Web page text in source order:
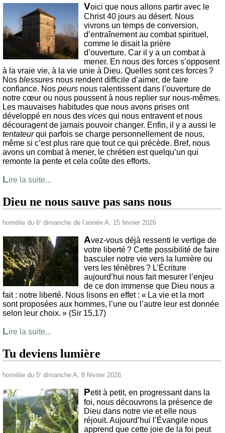
Voici que nous allons partir avec le
Christ 40 jours au désert. Nous
vivrons un temps de conversion,
d’entraînement au combat spirituel,
comme le disait la prière
d’ouverture. Car il y a un combat à
mener. En nous des forces s’opposent
à la vraie vie, à la vie unie à Dieu. Quelles sont ces forces ?
Nos blessures nous rendent difficile d’aimer, de faire
confiance. Nos peurs nous ralentissent dans l’ouverture de
notre cœur ou nous poussent à nous replier sur nous-mêmes.
Les mauvaises habitudes que nous avons prises ont
développé en nous des vices qui nous entravent et nous
découragent de jamais pouvoir changer. Enfin, il y a aussi le
tentateurqui parfois se charge personnellement de nous,
même si c’est plus rare que tout ce qui précède. Bref, nous
avons un combat à mener, le chrétien est quelqu’un qui
remonte la pente et cela coûte des efforts.
Lire la suite...
Dieu ne nous sauve pas sans nous
homélie du 6e dimanche de l’année A, 15 février 2026
Avez-vous déjà ressenti le vertige de
votre liberté ? Cette possibilité de faire
basculer notre vie vers la lumière ou
vers les ténèbres ? L’Écriture
aujourd’hui nous fait mesurer l’enjeu
de ce don immense que Dieu nous a
fait : notre liberté. Nous lisons en effet : « La vie et la mort
sont proposées aux hommes, l’une ou l’autre leur est donnée
selon leur choix. » (Sir 15,17)
Lire la suite...
Tu deviens lumière
homélie du 5e dimanche A, 8 février 2026
Petit à petit, en progressant dans la
foi, nous découvrons la présence de
Dieu dans notre vie et elle nous
réjouit. Aujourd’hui l’Évangile nous
apprend que cette joie de la foi peut